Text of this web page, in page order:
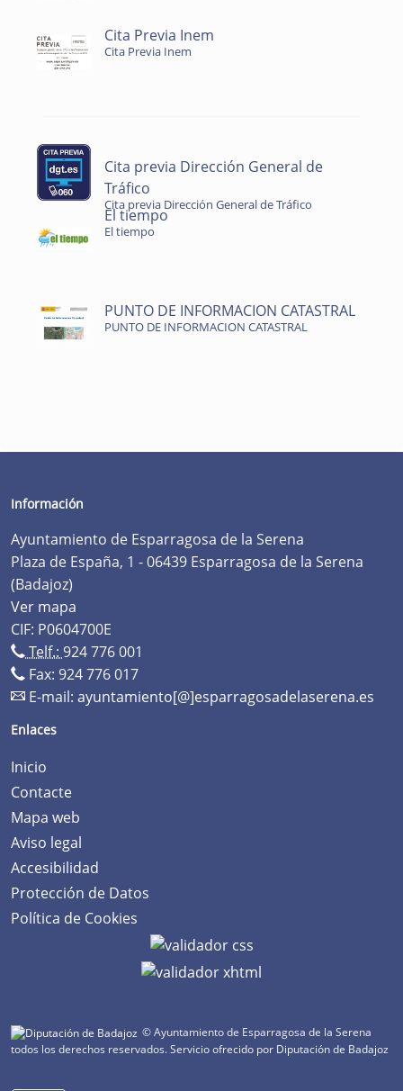
Cita Previa Inem
Cita Previa Inem
Cita previa Dirección General de
Tráfico
Cita previa Dirección General de Tráfico
El tiempo
El tiempo
PUNTO DE INFORMACION CATASTRAL
PUNTO DE INFORMACION CATASTRAL
Información
Ayuntamiento de Esparragosa de la Serena
Plaza de España, 1 - 06439 Esparragosa de la Serena
(Badajoz)
Ver mapa
CIF: P0604700E
Telf.: 924 776 001
Fax: 924 776 017
E-mail: ayuntamiento[@]esparragosadelaserena.es
Enlaces
Inicio
Contacte
Mapa web
Aviso legal
Accesibilidad
Protección de Datos
Política de Cookies
© Ayuntamiento de Esparragosa de la Serena
todos los derechos reservados.Servicio ofrecido por Diputación de Badajoz